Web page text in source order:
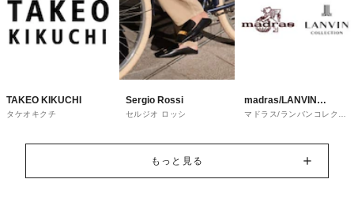
TAKEO KIKUCHI
タケオキクチ
Sergio Rossi
セルジオ ロッシ
madras/LANVIN
COLLECTION
マドラス/ランバンコレクシ
もっと見る